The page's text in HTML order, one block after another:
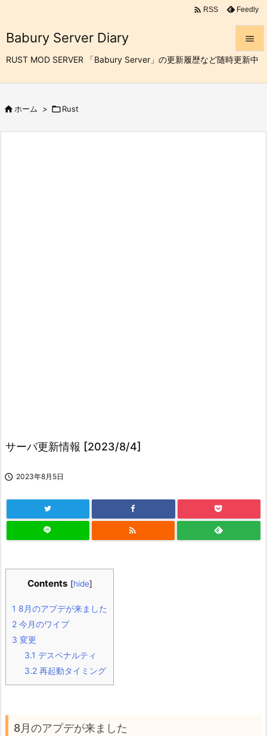
Babury Server Diary
RUST MOD SERVER 「Babury Server」の更新履歴など随時更新中



 RSS Feedly
 ホーム > Rust
サーバ更新情報 [2023/8/4]
 2023年8月5日

Contents [hide]
1 8月のアプデが来ました
2 今月のワイプ
3 変更
3.1 デスペナルティ
3.2 再起動タイミング
8月のアプデが来ました